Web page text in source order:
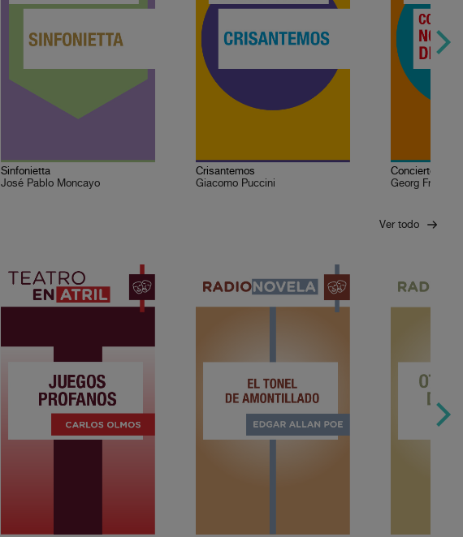
Sinfonietta
José Pablo Moncayo
Crisantemos
Giacomo Puccini
Georg
Ver todo